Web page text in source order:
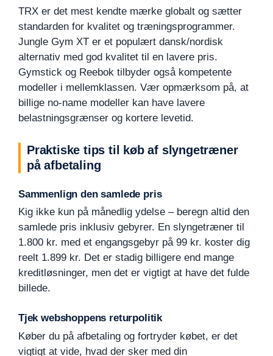
TRX er det mest kendte mærke globalt og sætter
standarden for kvalitet og træningsprogrammer.
Jungle Gym XT er et populært dansk/nordisk
alternativ med god kvalitet til en lavere pris.
Gymstick og Reebok tilbyder også kompetente
modeller i mellemklassen. Vær opmærksom på, at
billige no-name modeller kan have lavere
belastningsgrænser og kortere levetid.
Praktiske tips til køb af slyngetræner
på afbetaling
Sammenlign den samlede pris
Kig ikke kun på månedlig ydelse – beregn altid den
samlede pris inklusiv gebyrer. En slyngetræner til
1.800 kr. med et engangsgebyr på 99 kr. koster dig
reelt 1.899 kr. Det er stadig billigere end mange
kreditløsninger, men det er vigtigt at have det fulde
billede.
Tjek webshoppens returpolitik
Køber du på afbetaling og fortryder købet, er det
vigtigt at vide, hvad der sker med din